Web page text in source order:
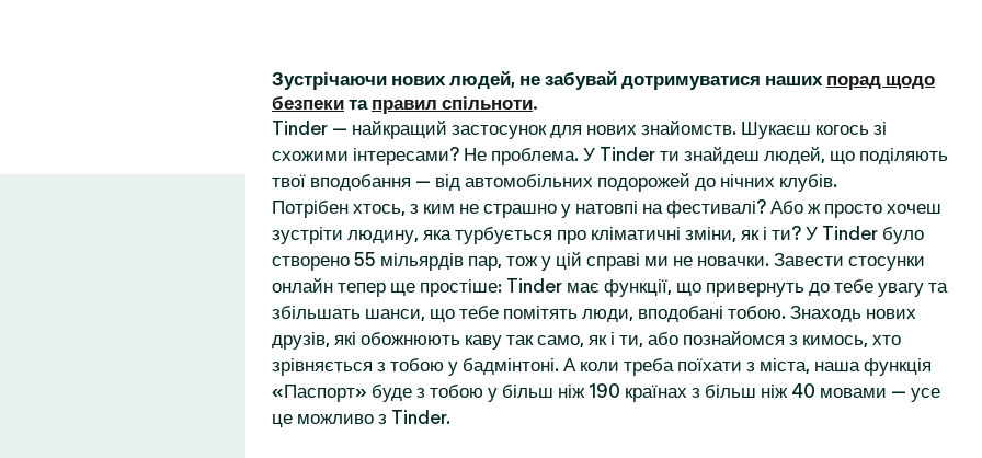
Зустрічаючи нових людей, не забувай дотримуватися наших порад щодо
безпеки та правил спільноти.
Tinder — найкращий застосунок для нових знайомств. Шукаєш когось зі
схожими інтересами? Не проблема. У Tinder ти знайдеш людей, що поділяють
твої вподобання — від автомобільних подорожей до нічних клубів.
Потрібен хтось, з ким не страшно у натовпі на фестивалі? Або ж просто хочеш
зустріти людину, яка турбується про кліматичні зміни, як і ти? У Tinder було
створено 55 мільярдів пар, тож у цій справі ми не новачки. Завести стосунки
онлайн тепер ще простіше: Tinder має функції, що привернуть до тебе увагу та
збільшать шанси, що тебе помітять люди, вподобані тобою. Знаходь нових
друзів, які обожнюють каву так само, як і ти, або познайомся з кимось, хто
зрівняється з тобою у бадмінтоні. А коли треба поїхати з міста, наша функція
«Паспорт» буде з тобою у більш ніж 190 країнах з більш ніж 40 мовами — усе
це можливо з Tinder.